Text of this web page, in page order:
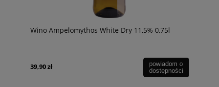
Wino Ampelomythos White Dry 11,5% 0,75l
39,90 zł
powiadom o
dostępności